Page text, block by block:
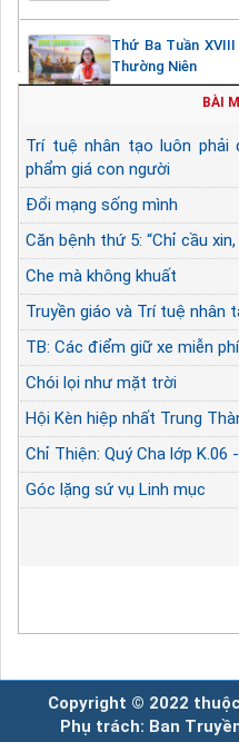
Thứ Ba Tuần XVIII
Thường Niên
BÀI
Trí tuệ nhân tạo luôn phải
phẩm giá con người
Đổi mạng sống mình
Căn bệnh thứ 5: “Chỉ cầu
Che mà không khuất
Truyền giáo và Trí tuệ nhân
TB: Các điểm giữ xe miễn
Chói lọi như mặt trời
Hội Kèn hiệp nhất Trung
Chỉ Thiện: Quý Cha lớp
Góc lặng sứ vụ Linh mục
Copyright © 2022
Phụ trách: Ban